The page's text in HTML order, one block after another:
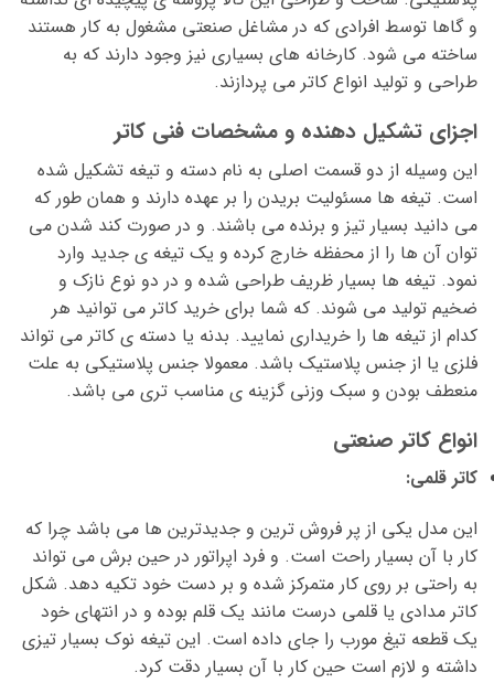
و گاها توسط افرادی که در مشاغل صنعتی مشغول به کار هستند
ساخته می شود. کارخانه های بسیاری نیز وجود دارند که به
طراحی و تولید انواع کاتر می پردازند.
اجزای تشکیل دهنده و مشخصات فنی کاتر
این وسیله از دو قسمت اصلی به نام دسته و تیغه تشکیل شده
است. تیغه ها مسئولیت بریدن را بر عهده دارند و همان طور که
می دانید بسیار تیز و برنده می باشند. و در صورت کند شدن می
توان آن ها را از محفظه خارج کرده و یک تیغه ی جدید وارد
نمود. تیغه ها بسیار ظریف طراحی شده و در دو نوع نازک و
ضخیم تولید می شوند. که شما برای خرید کاتر می توانید هر
کدام از تیغه ها را خریداری نمایید. بدنه یا دسته ی کاتر می تواند
فلزی یا از جنس پلاستیک باشد. معمولا جنس پلاستیکی به علت
منعطف بودن و سبک وزنی گزینه ی مناسب تری می باشد.
انواع کاتر صنعتی
کاتر قلمی:
این مدل یکی از پر فروش ترین و جدیدترین ها می باشد چرا که
کار با آن بسیار راحت است. و فرد اپراتور در حین برش می تواند
به راحتی بر روی کار متمرکز شده و بر دست خود تکیه دهد. شکل
کاتر مدادی یا قلمی درست مانند یک قلم بوده و در انتهای خود
یک قطعه تیغ مورب را جای داده است. این تیغه نوک بسیار تیزی
داشته و لازم است حین کار با آن بسیار دقت کرد.